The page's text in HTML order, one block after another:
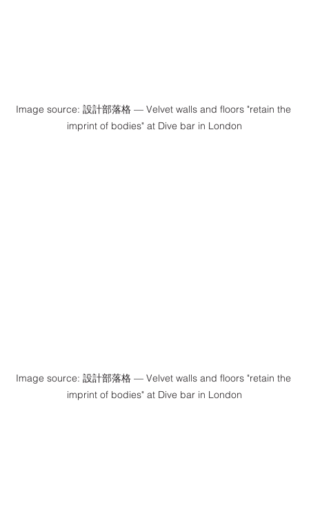
Image source: 設計部落格 — Velvet walls and floors "retain the
imprint of bodies" at Dive bar in London
Image source: 設計部落格 — Velvet walls and floors "retain the
imprint of bodies" at Dive bar in London